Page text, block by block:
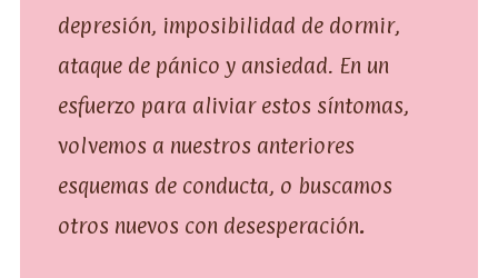
depresión, imposibilidad de dormir,
ataque de pánico y ansiedad. En un
esfuerzo para aliviar estos síntomas,
volvemos a nuestros anteriores
esquemas de conducta, o buscamos
otros nuevos con desesperación.